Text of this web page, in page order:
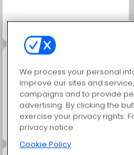
Scala 40
We process your personal
improve our sites and
campaigns and to provide
advertising. By clicking the
exercise your privacy rights.
privacy notice
Cookie Policy